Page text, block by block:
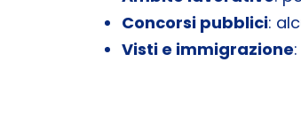
Concorsi pubblici:
Visti e immigrazione